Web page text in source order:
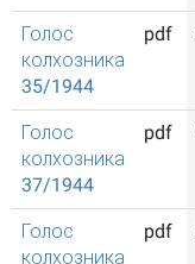
Голос
колхозника
35/1944
pdf
Голос
колхозника
37/1944
pdf
Голос
колхозника
pdf